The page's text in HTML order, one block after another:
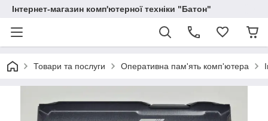
Інтернет-магазин комп'ютерної техніки "Батон"
Товари та послуги Оперативна пам'ять комп'ютера